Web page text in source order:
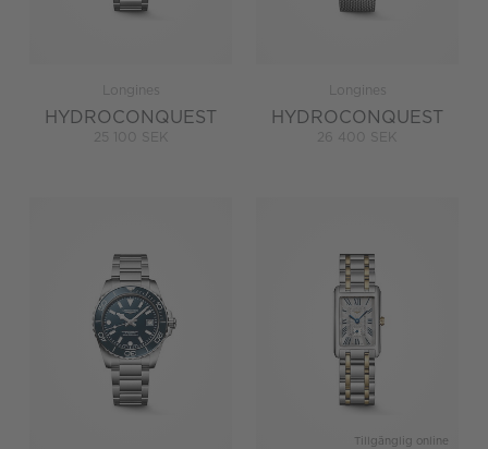
Longines
HYDROCONQUEST
25 100 SEK
Longines
HYDROCONQUEST
26 400 SEK
Tillgänglig online